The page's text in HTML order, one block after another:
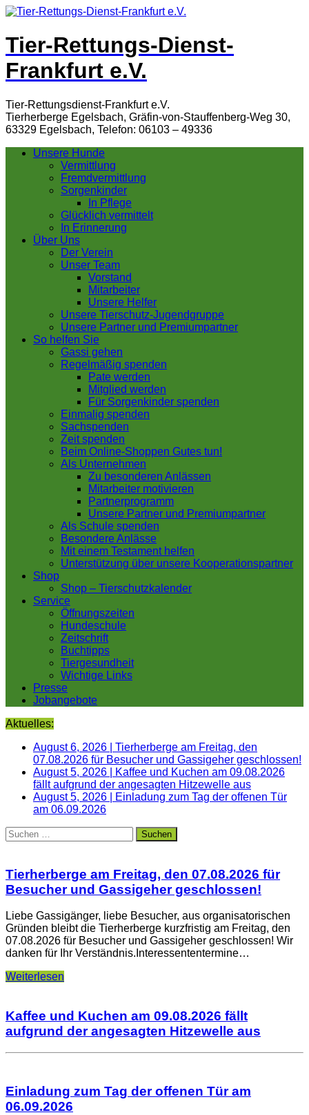
Tier-Rettungs-Dienst-
Frankfurt e.V.
Tier-Rettungsdienst-Frankfurt e.V.
Tierherberge Egelsbach, Gräfin-von-Stauffenberg-Weg 30,
63329 Egelsbach, Telefon: 06103 – 49336
Unsere Hunde
Vermittlung
Fremdvermittlung
Sorgenkinder
In Pflege
Glücklich vermittelt
In Erinnerung
Über Uns
Der Verein
Unser Team
Vorstand
Mitarbeiter
Unsere Helfer
Unsere Tierschutz-Jugendgruppe
Unsere Partner und Premiumpartner
So helfen Sie
Gassi gehen
Regelmäßig spenden
Pate werden
Mitglied werden
Für Sorgenkinder spenden
Einmalig spenden
Sachspenden
Zeit spenden
Beim Online-Shoppen Gutes tun!
Als Unternehmen
Zu besonderen Anlässen
Mitarbeiter motivieren
Partnerprogramm
Unsere Partner und Premiumpartner
Als Schule spenden
Besondere Anlässe
Mit einem Testament helfen
Unterstützung über unsere Kooperationspartner
Shop
Shop – Tierschutzkalender
Service
Öffnungszeiten
Hundeschule
Zeitschrift
Buchtipps
Tiergesundheit
Wichtige Links
Presse
Jobangebote
Aktuelles:
August 6, 2026
Tierherberge am Freitag, den
07.08.2026 für Besucher und Gassigeher geschlossen!
August 5, 2026
Kaffee und Kuchen am 09.08.2026
fällt aufgrund der angesagten Hitzewelle aus
August 5, 2026
Einladung zum Tag der offenen Tür
am 06.09.2026
Suchen
nach:
Tierherberge am Freitag, den 07.08.2026 für
Besucher und Gassigeher geschlossen!
Liebe Gassigänger, liebe Besucher, aus organisatorischen
Gründen bleibt die Tierherberge kurzfristig am Freitag, den
07.08.2026 für Besucher und Gassigeher geschlossen! Wir
danken für Ihr Verständnis.Interessententermine…
Weiterlesen
Kaffee und Kuchen am 09.08.2026 fällt
aufgrund der angesagten Hitzewelle aus
Einladung zum Tag der offenen Tür am
06.09.2026